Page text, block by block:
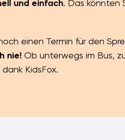
und einfach. Das könnten
einen Termin für den
nie!Ob unterwegs im Bus,
KidsFox.